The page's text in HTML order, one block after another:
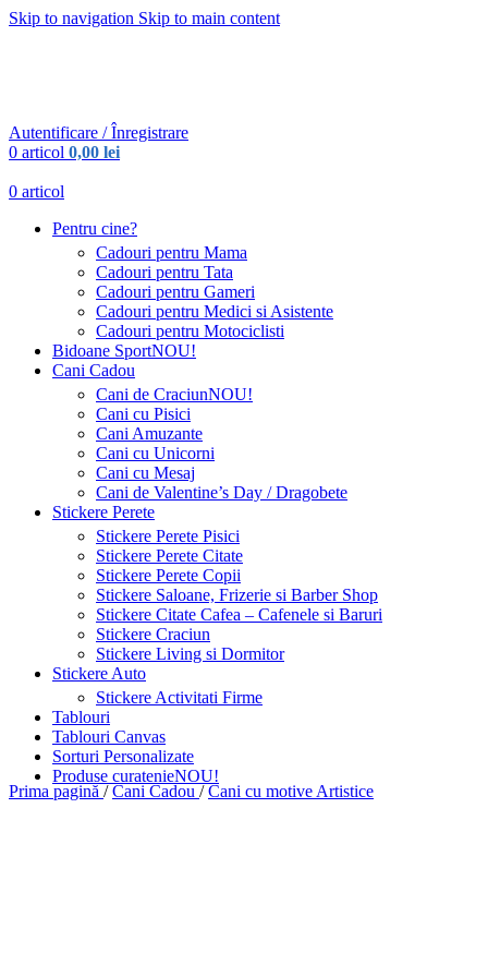
Skip to navigation Skip to main content
Autentificare / Înregistrare
0 articol 0,00 lei
0 articol
Pentru cine?
Cadouri pentru Mama
Cadouri pentru Tata
Cadouri pentru Gameri
Cadouri pentru Medici si Asistente
Cadouri pentru Motociclisti
Bidoane SportNOU!
Cani Cadou
Cani de CraciunNOU!
Cani cu Pisici
Cani Amuzante
Cani cu Unicorni
Cani cu Mesaj
Cani de Valentine’s Day / Dragobete
Stickere Perete
Stickere Perete Pisici
Stickere Perete Citate
Stickere Perete Copii
Stickere Saloane, Frizerie si Barber Shop
Stickere Citate Cafea – Cafenele si Baruri
Stickere Craciun
Stickere Living si Dormitor
Stickere Auto
Stickere Activitati Firme
Tablouri
Tablouri Canvas
Sorturi Personalizate
Produse curatenieNOU!
Prima pagină / Cani Cadou / Cani cu motive Artistice